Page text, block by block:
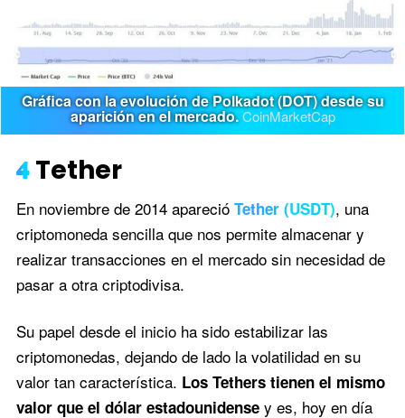
Gráfica con la evolución de Polkadot (DOT) desde su
aparición en el mercado.CoinMarketCap
4Tether
En noviembre de 2014 apareció Tether (USDT), una
criptomoneda sencilla que nos permite almacenar y
realizar transacciones en el mercado sin necesidad de
pasar a otra criptodivisa.
Su papel desde el inicio ha sido estabilizar las
criptomonedas, dejando de lado la volatilidad en su
valor tan característica. Los Tethers tienen el mismo
valor que el dólar estadounidensey es, hoy en día